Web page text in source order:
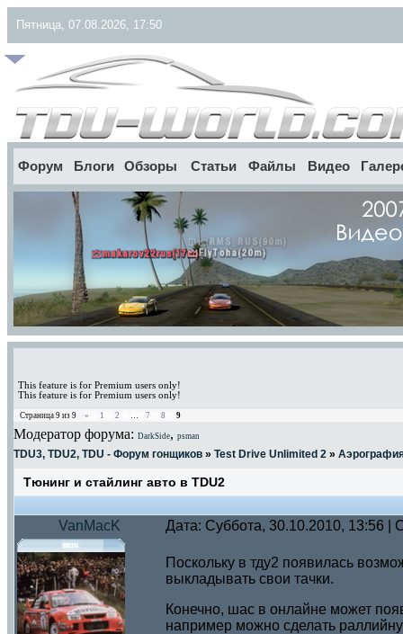
Пятница, 07.08.2026, 17:50
Форум Блоги Обзоры Статьи Файлы Видео
This feature is for Premium users only!
This feature is for Premium users only!
Страница 9 из 9 « 1 2 … 7 8 9
Модератор форума: DarkSide, psman
TDU3, TDU2, TDU - Форум гонщиков » Test Drive Unlimited 2 »
Тюнинг и стайлинг авто в TDU2
VanMacK Дата: Суббота, 30.10.2010, 13:56
Поскольку в тду2 появилась
выкладывать свои тачки.
Конечно, шас в онлайне может
например можно сделать